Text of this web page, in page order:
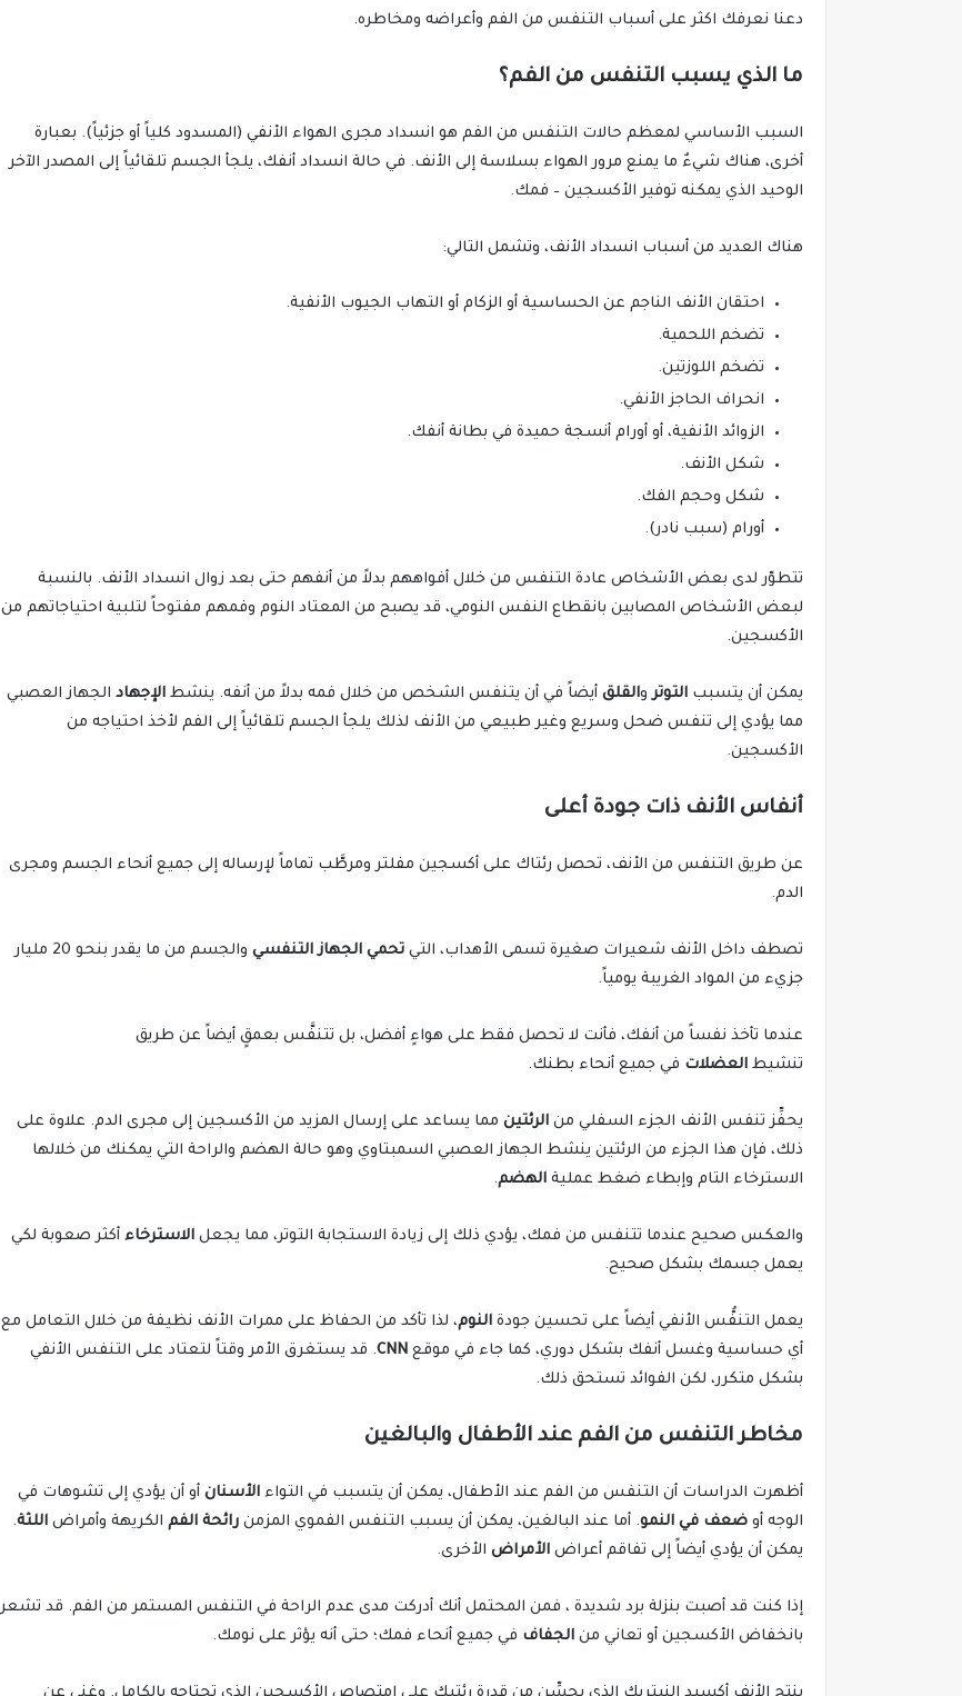
دعنا نعرفك اكثر على أسباب التنفس من الفم وأعراضه ومخاطره.
ما الذي يسبب التنفس من الفم؟
السبب الأساسي لمعظم حالات التنفس من الفم هو انسداد مجرى الهواء الأنفي (المسدود كلياً أو جزئياً). بعبارة
أخرى، هناك شيءٌ ما يمنع مرور الهواء بسلاسة إلى الأنف. في حالة انسداد أنفك، يلجأ الجسم تلقائياً إلى المصدر الآخر
الوحيد الذي يمكنه توفير الأكسجين – فمك.
هناك العديد من أسباب انسداد الأنف، وتشمل التالي:
احتقان الأنف الناجم عن الحساسية أو الزكام أو التهاب الجيوب الأنفية.
تضخم اللحمية.
تضخم اللوزتين.
انحراف الحاجز الأنفي.
الزوائد الأنفية، أو أورام أنسجة حميدة في بطانة أنفك.
شكل الأنف.
شكل وحجم الفك.
أورام (سبب نادر).
تتطوّر لدى بعض الأشخاص عادة التنفس من خلال أفواههم بدلاً من أنفهم حتى بعد زوال انسداد الأنف. بالنسبة
لبعض الأشخاص المصابين بانقطاع النفس النومي، قد يصبح من المعتاد النوم وفمهم مفتوحاً لتلبية احتياجاتهم من
الأكسجين.
يمكن أن يتسبب التوتروالقلق أيضاً في أن يتنفس الشخص من خلال فمه بدلاً من أنفه. ينشط الإجهاد الجهاز العصبي
مما يؤدي إلى تنفس ضحل وسريع وغير طبيعي من الأنف لذلك يلجأ الجسم تلقائياً إلى الفم لأخذ احتياجه من
الأكسجين.
أنفاس الأنف ذات جودة أعلى
عن طريق التنفس من الأنف، تحصل رئتاك على أكسجين مفلتر ومرطَّب تماماً لإرساله إلى جميع أنحاء الجسم ومجرى
الدم.
تصطف داخل الأنف شعيرات صغيرة تسمى الأهداب، التي تحمي الجهاز التنفسي
والجسم من ما يقدر بنحو 20 مليار
جزيء من المواد الغريبة يومياً.
عندما تأخذ نفساً من أنفك، فأنت لا تحصل فقط على هواءٍ أفضل، بل تتنفَّس بعمقٍ أيضاً عن طريق
تنشيط العضلات في جميع أنحاء بطنك.
يحفِّز تنفس الأنف الجزء السفلي من الرئتين مما يساعد على إرسال المزيد من الأكسجين إلى مجرى الدم. علاوة على
ذلك، فإن هذا الجزء من الرئتين ينشط الجهاز العصبي السمبتاوي وهو حالة الهضم والراحة التي يمكنك من خلالها
الاسترخاء التام وإبطاء ضغط عملية الهضم.
والعكس صحيح عندما تتنفس من فمك، يؤدي ذلك إلى زيادة الاستجابة التوتر، مما يجعل الاسترخاء أكثر صعوبة لكي
يعمل جسمك بشكل صحيح.
يعمل التنفُّس الأنفي أيضاً على تحسين جودة النوم، لذا تأكد من الحفاظ على ممرات الأنف نظيفة من خلال التعامل مع
أي حساسية وغسل أنفك بشكل دوري، كما جاء في موقع CNN. قد يستغرق الأمر وقتاً لتعتاد على التنفس الأنفي
بشكل متكرر، لكن الفوائد تستحق ذلك.
مخاطر التنفس من الفم عند الأطفال والبالغين
أظهرت الدراسات أن التنفس من الفم عند الأطفال، يمكن أن يتسبب في التواء الأسنان أو أن يؤدي إلى تشوهات في
الوجه أو ضعف في النمو. أما عند البالغين، يمكن أن يسبب التنفس الفموي المزمن رائحة الفم الكريهة وأمراض اللثة.
يمكن أن يؤدي أيضاً إلى تفاقم أعراض الأمراض الأخرى.
إذا كنت قد أصبت بنزلة برد شديدة ، فمن المحتمل أنك أدركت مدى عدم الراحة في التنفس المستمر من الفم. قد تشعر
بانخفاض الأكسجين أو تعاني من الجفاف في جميع أنحاء فمك؛ حتى أنه يؤثر على نومك.